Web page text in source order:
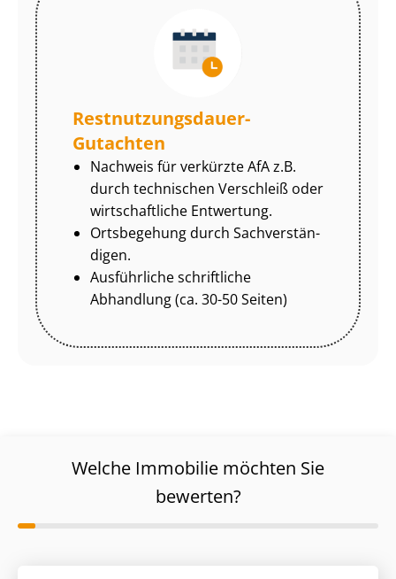
Rest­nut­zungs­dau­er-
Gutachten
Nachweis für verkürzte AfA z.B.
durch technischen Verschleiß oder
wirtschaftliche Entwertung.
Ortsbegehung durch Sach­ver­stän­
di­gen.
Ausführliche schriftliche
Abhandlung (ca. 30-50 Seiten)
Welche Immobilie möchten Sie
bewerten?